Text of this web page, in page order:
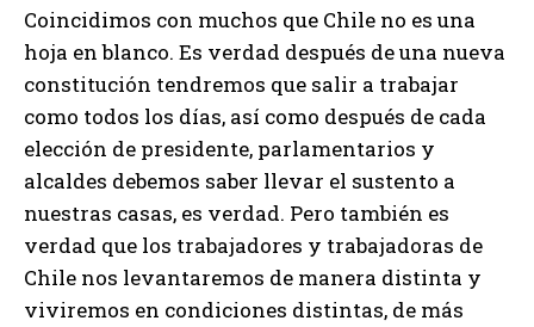
Coincidimos con muchos que Chile no es una
hoja en blanco. Es verdad después de una nueva
constitución tendremos que salir a trabajar
como todos los días, así como después de cada
elección de presidente, parlamentarios y
alcaldes debemos saber llevar el sustento a
nuestras casas, es verdad. Pero también es
verdad que los trabajadores y trabajadoras de
Chile nos levantaremos de manera distinta y
viviremos en condiciones distintas, de más